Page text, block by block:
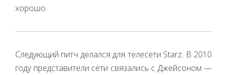
хорошо.
Следующий питч делался для телесети Starz. В 2010
году представители сети связались с Джейсоном —